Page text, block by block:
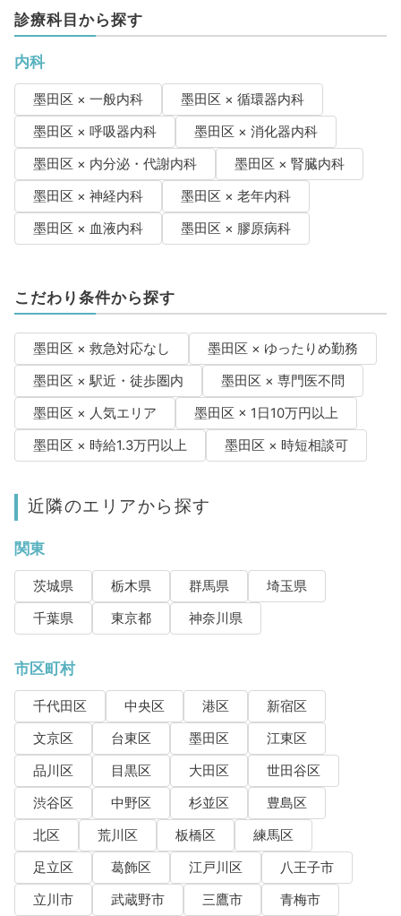
診療科目から探す
内科
墨田区 × 一般内科
墨田区 × 循環器内科
墨田区 × 呼吸器内科
墨田区 × 消化器内科
墨田区 × 内分泌・代謝内科
墨田区 × 腎臓内科
墨田区 × 神経内科
墨田区 × 老年内科
墨田区 × 血液内科
墨田区 × 膠原病科
こだわり条件から探す
墨田区 × 救急対応なし
墨田区 × ゆったりめ勤務
墨田区 × 駅近・徒歩圏内
墨田区 × 専門医不問
墨田区 × 人気エリア
墨田区 × 1日10万円以上
墨田区 × 時給1.3万円以上
墨田区 × 時短相談可
近隣のエリアから探す
関東
茨城県 栃木県 群馬県
埼玉県
千葉県
東京都 神奈川県
市区町村
千代田区 中央区 港区
新宿区
文京区
台東区 墨田区
江東区
品川区
目黒区 大田区
世田谷区
渋谷区
中野区 杉並区
豊島区
北区
荒川区 板橋区
練馬区
足立区
葛飾区 江戸川区
八王子市
立川市
武蔵野市 三鷹市
青梅市